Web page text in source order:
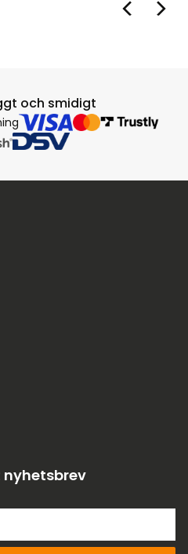
och smidigt
nyhetsbrev